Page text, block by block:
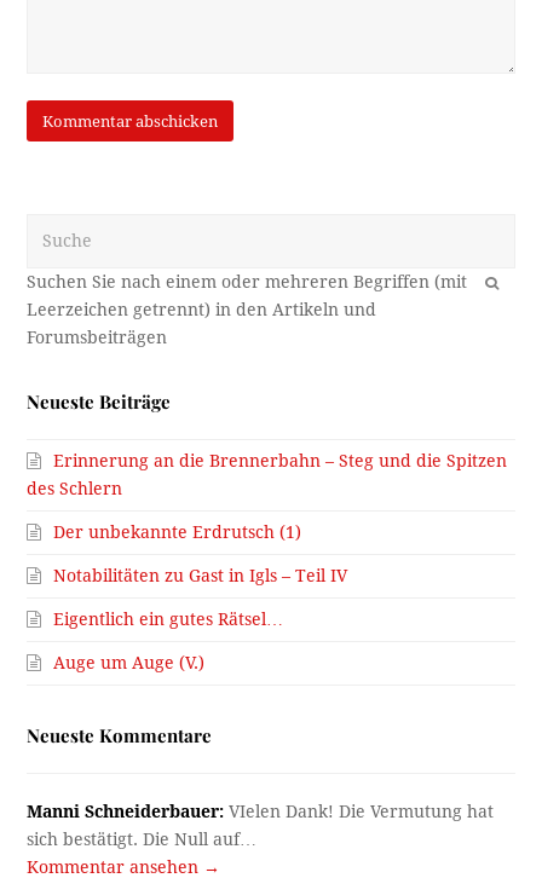
OK
Neueste Beiträge
Erinnerung an die Brennerbahn – Steg und die Spitzen
des Schlern
Der unbekannte Erdrutsch (1)
Notabilitäten zu Gast in Igls – Teil IV
Eigentlich ein gutes Rätsel…
Auge um Auge (V.)
Neueste Kommentare
Manni Schneiderbauer: VIelen Dank! Die Vermutung hat
sich bestätigt. Die Null auf…
Kommentar ansehen →